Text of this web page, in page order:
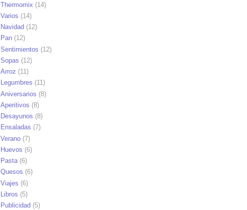
Thermomix (14)
Varios (14)
Navidad (12)
Pan (12)
Sentimientos (12)
Sopas (12)
Arroz (11)
Legumbres (11)
Aniversarios (8)
Aperitivos (8)
Desayunos (8)
Ensaladas (7)
Verano (7)
Huevos (6)
Pasta(6)
Quesos (6)
Viajes (6)
Libros (5)
Publicidad (5)